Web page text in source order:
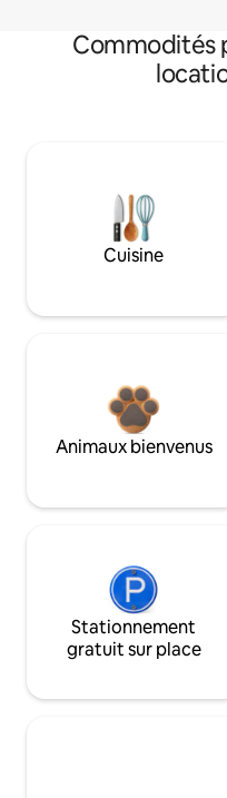
Commodités
Cuisine
Animaux bienvenus
Stationnement
gratuit sur place